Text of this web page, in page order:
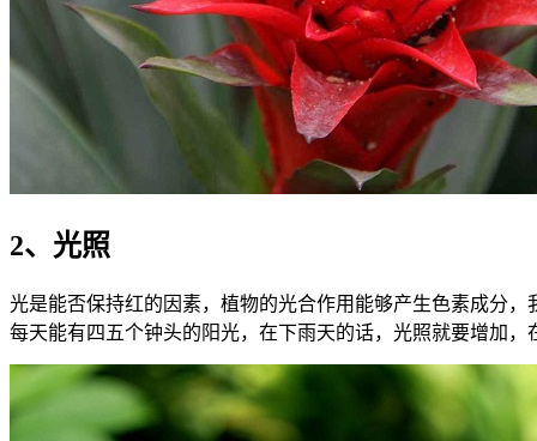
2、光照
光是能否保持红的因素，植物的光合作用能够产生色素成分
每天能有四五个钟头的阳光，在下雨天的话，光照就要增加